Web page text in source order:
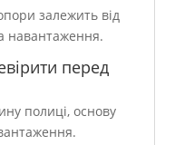
залежить від
навантаження.
перед
полиці, основу